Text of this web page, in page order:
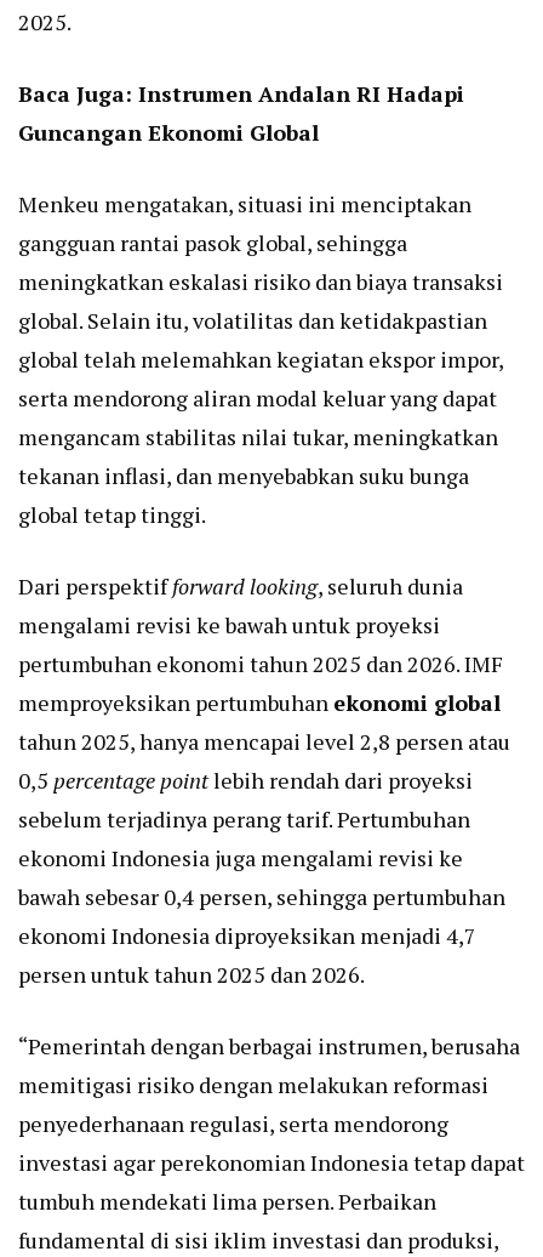
2025.
Baca Juga: Instrumen Andalan RI Hadapi
Guncangan Ekonomi Global
Menkeu mengatakan, situasi ini menciptakan
gangguan rantai pasok global, sehingga
meningkatkan eskalasi risiko dan biaya transaksi
global. Selain itu, volatilitas dan ketidakpastian
global telah melemahkan kegiatan ekspor impor,
serta mendorong aliran modal keluar yang dapat
mengancam stabilitas nilai tukar, meningkatkan
tekanan inflasi, dan menyebabkan suku bunga
global tetap tinggi.
Dari perspektifforward looking, seluruh dunia
mengalami revisi ke bawah untuk proyeksi
pertumbuhan ekonomi tahun 2025 dan 2026. IMF
memproyeksikan pertumbuhan ekonomi global
tahun 2025, hanya mencapai level 2,8 persen atau
0,5 percentage pointlebih rendah dari proyeksi
sebelum terjadinya perang tarif. Pertumbuhan
ekonomi Indonesia juga mengalami revisi ke
bawah sebesar 0,4 persen, sehingga pertumbuhan
ekonomi Indonesia diproyeksikan menjadi 4,7
persen untuk tahun 2025 dan 2026.
“Pemerintah dengan berbagai instrumen, berusaha
memitigasi risiko dengan melakukan reformasi
penyederhanaan regulasi, serta mendorong
investasi agar perekonomian Indonesia tetap dapat
tumbuh mendekati lima persen. Perbaikan
fundamental di sisi iklim investasi dan produksi,